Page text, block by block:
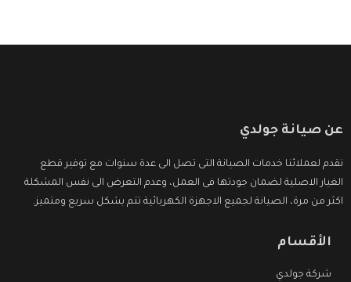
عن صيانة جولدي
نقدم لعملائنا خدمات الصيانة التى تصل الى عدة سنوات مع توفير قطع
الغيار الاصلية لضمان جودتها فى العمل، وعدم التعرض الى نفس المشكلة
اكثر من مرة، الصيانة لجميع الاجهزة الكهربائية تتم بشكل سريع ومتميز.
الأقسام
شركة جولدي